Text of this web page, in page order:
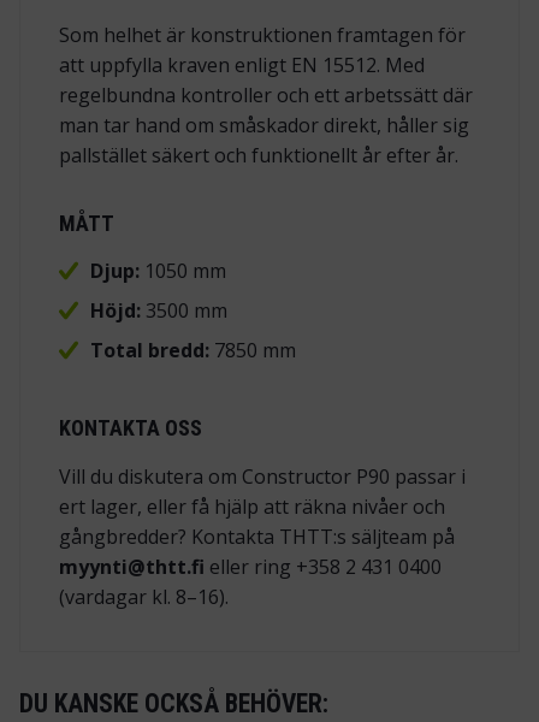
Som helhet är konstruktionen framtagen för
att uppfylla kraven enligt EN 15512. Med
regelbundna kontroller och ett arbetssätt där
man tar hand om småskador direkt, håller sig
pallstället säkert och funktionellt år efter år.
MÅTT
Djup:1050 mm
Höjd:3500 mm
Total bredd:7850 mm
KONTAKTA OSS
Vill du diskutera om Constructor P90 passar i
ert lager, eller få hjälp att räkna nivåer och
gångbredder? Kontakta THTT:s säljteam på
myynti@thtt.fi eller ring +358 2 431 0400
(vardagar kl. 8–16).
DU KANSKE OCKSÅ BEHÖVER: